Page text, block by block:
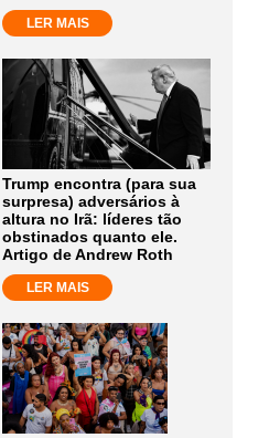
LER MAIS
Trump encontra (para sua
surpresa) adversários à
altura no Irã: líderes tão
obstinados quanto ele.
Artigo de Andrew Roth
LER MAIS